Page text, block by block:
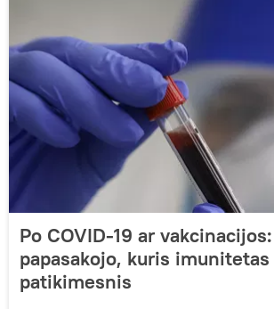
Po COVID-19 ar
papasakojo, kuris imunitetas
patikimesnis